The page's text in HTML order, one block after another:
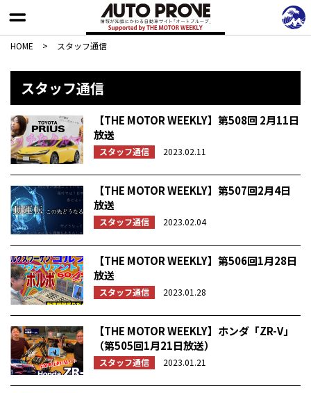
HOME > スタッフ通信
スタッフ通信
【THE MOTOR WEEKLY】第508回 2月11日
放送
スタッフ通信 2023.02.11
【THE MOTOR WEEKLY】第507回2月4日
放送
スタッフ通信 2023.02.04
【THE MOTOR WEEKLY】第506回1月28日
放送
スタッフ通信 2023.01.28
【THE MOTOR WEEKLY】ホンダ「ZR-V」
（第505回1月21日放送）
スタッフ通信 2023.01.21